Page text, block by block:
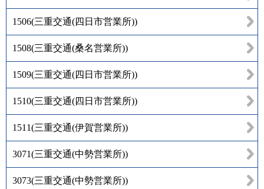
1506(三重交通(四日市営業所))
1508(三重交通(桑名営業所))
1509(三重交通(四日市営業所))
1510(三重交通(四日市営業所))
1511(三重交通(伊賀営業所))
3071(三重交通(中勢営業所))
3073(三重交通(中勢営業所))